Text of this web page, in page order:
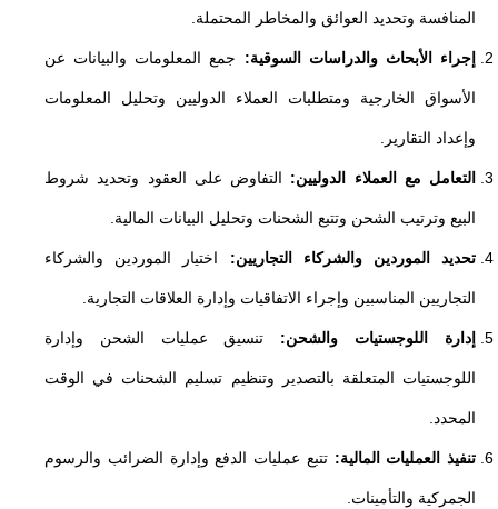
المنافسة وتحديد العوائق والمخاطر المحتملة.
إجراء الأبحاث والدراسات السوقية: جمع المعلومات والبيانات عن
الأسواق الخارجية ومتطلبات العملاء الدوليين وتحليل المعلومات
وإعداد التقارير.
التعامل مع العملاء الدوليين: التفاوض على العقود وتحديد شروط
البيع وترتيب الشحن وتتبع الشحنات وتحليل البيانات المالية.
تحديد الموردين والشركاء التجاريين: اختيار الموردين والشركاء
التجاريين المناسبين وإجراء الاتفاقيات وإدارة العلاقات التجارية.
إدارة اللوجستيات والشحن: تنسيق عمليات الشحن وإدارة
اللوجستيات المتعلقة بالتصدير وتنظيم تسليم الشحنات في الوقت
المحدد.
تنفيذ العمليات المالية: تتبع عمليات الدفع وإدارة الضرائب والرسوم
الجمركية والتأمينات.